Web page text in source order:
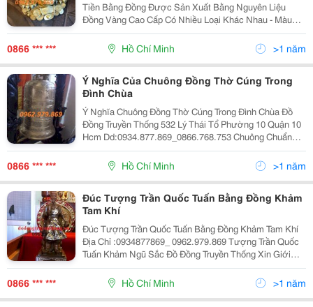
Tiền Bằng Đồng Được Sản Xuất Bằng Nguyên Liệu
Đồng Vàng Cao Cấp Có Nhiều Loại Khác Nhau - Màu
Sắc: Màu Vàng, Màu Hun Đen - Kích Thước Tham
Khảo: Cao 9Cm, 14Cm, 18Cm, 22Cm, 40Cm....ngoài Ra
Cơ Sở Đúc
0866 *** *** Hồ Chí Minh >1 năm
Ý Nghĩa Của Chuông Đồng Thờ Cúng Trong
Đình Chùa
Ý Nghĩa Chuông Đồng Thờ Cúng Trong Đình Chùa Đồ
Đồng Truyền Thống 532 Lý Thái Tổ Phường 10 Quận 10
Hcm Dd:0934.877.869_0866.768.753 Chuông Chuẩn
Cam Kết Cung Cấp Chuông Chùa Uy Tín Chất
Lượng,Những Sản Phẩm Chuông Chúng Tôi Đúc Ra L
0866 *** *** Hồ Chí Minh >1 năm
Đúc Tượng Trần Quốc Tuấn Bằng Đồng Khảm
Tam Khí
Đúc Tượng Trần Quốc Tuấn Bằng Đồng Khảm Tam Khí
Địa Chỉ :0934877869_ 0962.979.869 Tượng Trần Quốc
Tuấn Khảm Ngũ Sắc Đồ Đồng Truyền Thống Xin Giới
Thiệu Cách Đặt Tượng Đồng Trần Quốc Tuấn (Trần
Hưng Đạo) Trên Bàn Làm Việc Và Phòng Khách: Công
0866 *** *** Hồ Chí Minh >1 năm